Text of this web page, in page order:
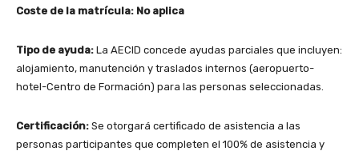
Coste de la matrícula: No aplica
Tipo de ayuda: La AECID concede ayudas parciales que incluyen:
alojamiento, manutención y traslados internos (aeropuerto-
hotel-Centro de Formación) para las personas seleccionadas.
Certificación: Se otorgará certificado de asistencia a las
personas participantes que completen el 100% de asistencia y